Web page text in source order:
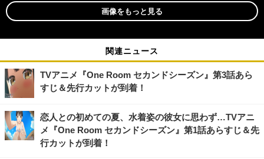
画像をもっと見る
関連ニュース
TVアニメ『One Room セカンドシーズン』第3話あら
すじ＆先行カットが到着！
恋人との初めての夏、水着姿の彼女に思わず…TVアニ
メ『One Room セカンドシーズン』第1話あらすじ＆先
行カットが到着！